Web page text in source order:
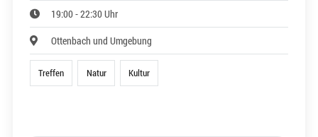
19:00 - 22:30 Uhr
Ottenbach und Umgebung
Treffen Natur Kultur